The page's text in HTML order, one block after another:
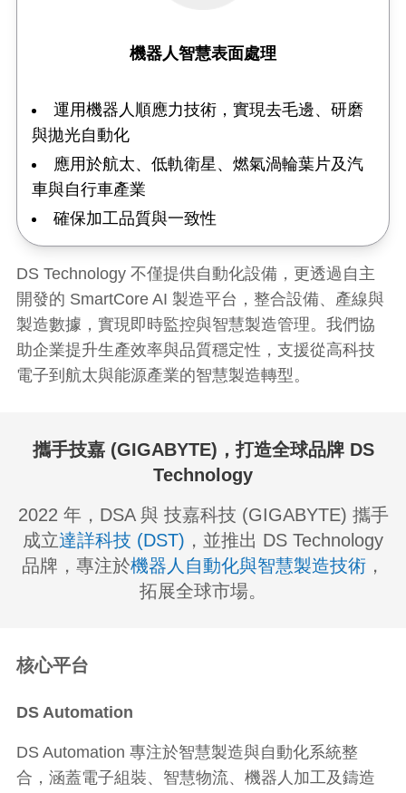
機器人智慧表面處理
運用機器人順應力技術，實現去毛邊、研磨
與拋光自動化
應用於航太、低軌衛星、燃氣渦輪葉片及汽
車與自行車產業
確保加工品質與一致性
DS Technology 不僅提供自動化設備，更透過自主
開發的 SmartCore AI 製造平台，整合設備、產線與
製造數據，實現即時監控與智慧製造管理。我們協
助企業提升生產效率與品質穩定性，支援從高科技
電子到航太與能源產業的智慧製造轉型。
攜手技嘉 (GIGABYTE)，打造全球品牌 DS
Technology
2022 年，DSA 與 技嘉科技 (GIGABYTE) 攜手
成立達詳科技 (DST) ，並推出 DS Technology
品牌，專注於機器人自動化與智慧製造技術 ，
拓展全球市場。​
核心平台​
DS Automation
DS Automation 專注於智慧製造與自動化系統整
合，涵蓋電子組裝、智慧物流、機器人加工及鑄造